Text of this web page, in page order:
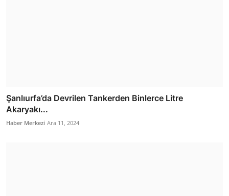
Şanlıurfa’da Devrilen Tankerden Binlerce Litre
Akaryakı...
Haber Merkezi Ara 11, 2024